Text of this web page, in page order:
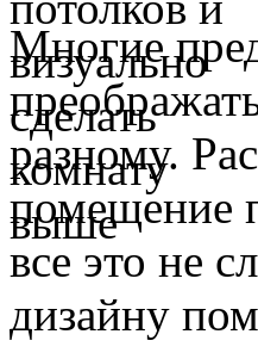
Многие
разному.
помещение
все это не
дизайну